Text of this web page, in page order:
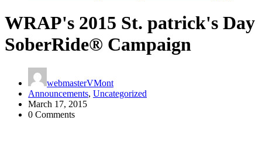
WRAP's 2015 St. patrick's Day
SoberRide® Campaign
webmasterVMont
Announcements, Uncategorized
March 17, 2015
0 Comments